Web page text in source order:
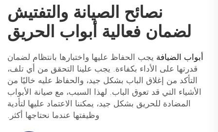
نصائح الصيانة والتفتيش
لضمان فعالية أبواب الحريق
أبواب الضيافة يجب الحفاظ عليها واختبارها بانتظام لضمان
قدرتها على الأداء بكفاءة. يجب علينا التحقق من أي تلف،
التأكد من إغلاق الباب بشكل جيد، والحفاظ عليه خاليًا من
الأشياء التي قد تعوق الباب. لهذا السبب، مع صيانة الأبواب
المضادة للحريق بشكل جيد، يمكننا الاعتماد عليها لتأدية
وظيفتها عندما نحتاجها أكثر.